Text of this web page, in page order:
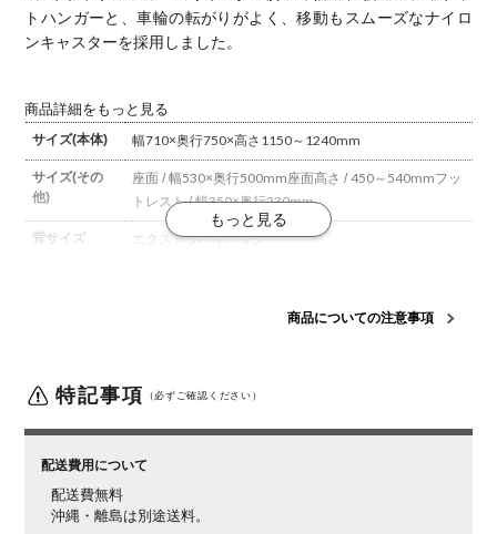
トハンガーと、車輪の転がりがよく、移動もスムーズなナイロ
ンキャスターを採用しました。
商品詳細をもっと見る
サイズ(本体)
幅710×奥行750×高さ1150～1240mm
サイズ(その
他)
座面 / 幅530×奥行500mm座面高さ / 450～540mmフッ
トレスト / 幅350×奥行230mm
背サイズ エクストラハイバック
張地 / ナイロン、ポリエステル座受 / スチール
座
部)
ポリエステル
レン【脚】脚 / ナイロンガスシリンダー / スチールキャ
メッシュ
商品についての注意事項
特記事項 （必ずご確認ください）
配送費用について
配送費無料
沖縄・離島は別途送料。